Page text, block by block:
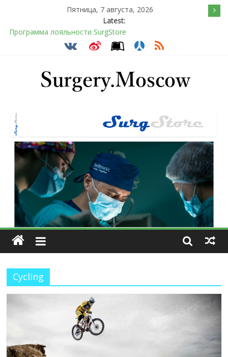
Пятница, 7 августа, 2026
Latest:
Программа лояльности SurgStore
Подсознательное желанием быть отверженным и
Барбированные нити в хирургии: принцип работы и
преимущества технологии
Cycling